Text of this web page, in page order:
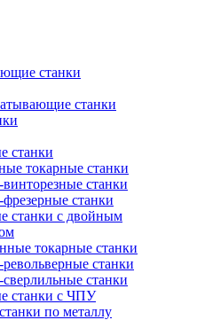
станки
станки
станки
токарные станки
станки
станки
станки с двойным
токарные станки
станки
станки
станки с ЧПУ
по металлу